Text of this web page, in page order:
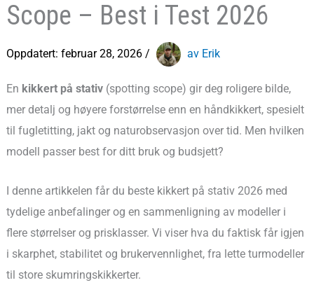
Scope – Best i Test 2026
Oppdatert: februar 28, 2026/ av Erik
En kikkert på stativ (spotting scope) gir deg roligere bilde,
mer detalj og høyere forstørrelse enn en håndkikkert, spesielt
til fugletitting, jakt og naturobservasjon over tid. Men hvilken
modell passer best for ditt bruk og budsjett?
I denne artikkelen får du beste kikkert på stativ 2026 med
tydelige anbefalinger og en sammenligning av modeller i
flere størrelser og prisklasser. Vi viser hva du faktisk får igjen
i skarphet, stabilitet og brukervennlighet, fra lette turmodeller
til store skumringskikkerter.